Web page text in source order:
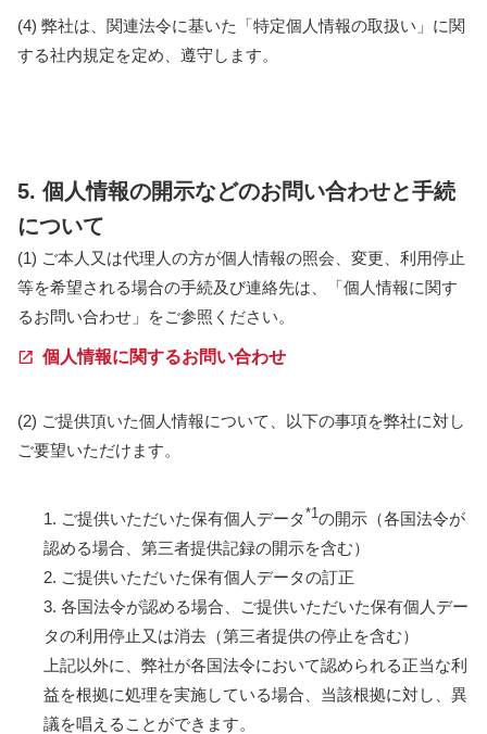
(4) 弊社は、関連法令に基いた「特定個人情報の取扱い」に関
する社内規定を定め、遵守します。
5. 個人情報の開示などのお問い合わせと手続
について
(1) ご本人又は代理人の方が個人情報の照会、変更、利用停止
等を希望される場合の手続及び連絡先は、「個人情報に関す
るお問い合わせ」をご参照ください。
個人情報に関するお問い合わせ
(2) ご提供頂いた個人情報について、以下の事項を弊社に対し
ご要望いただけます。
1. ご提供いただいた保有個人データ*1の開示（各国法令が
認める場合、第三者提供記録の開示を含む）
2. ご提供いただいた保有個人データの訂正
3. 各国法令が認める場合、ご提供いただいた保有個人デー
タの利用停止又は消去（第三者提供の停止を含む）
上記以外に、弊社が各国法令において認められる正当な利
益を根拠に処理を実施している場合、当該根拠に対し、異
議を唱えることができます。